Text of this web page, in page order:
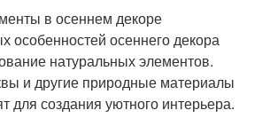
в осеннем декоре
особенностей осеннего декора
натуральных элементов.
и другие природные материалы
для создания уютного интерьера.